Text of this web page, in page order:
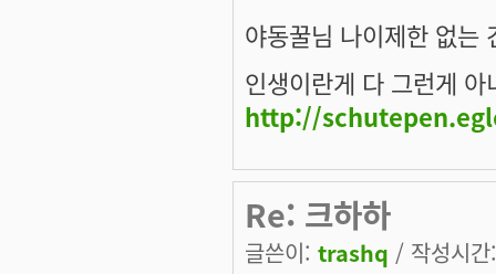
야동꿀님 나이제한 없는
인생이란게 다 그런게
http://
Re: 크하하
글쓴이: trashq / 작성시